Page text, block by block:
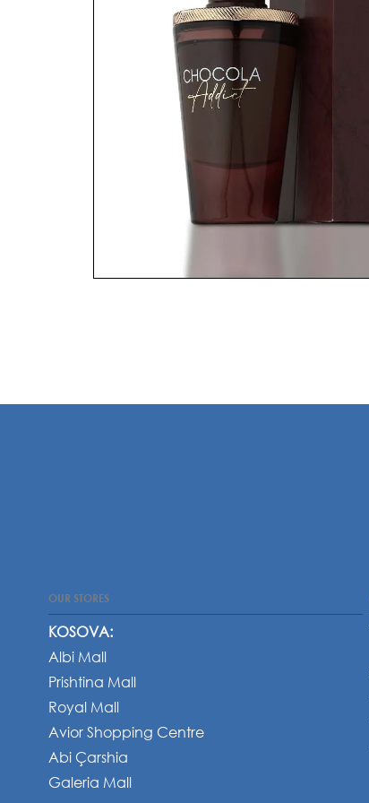
OUR STORES
KOSOVA:
Albi Mall
Prishtina Mall
Royal Mall
Avior Shopping Centre
Abi Çarshia
Galeria Mall